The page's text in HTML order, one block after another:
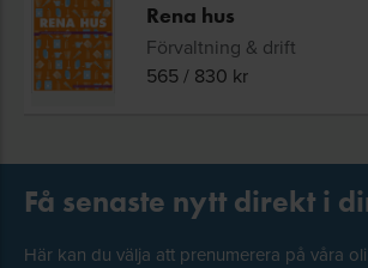
Rena hus
Förvaltning & drift
565/ 830 kr
Få senaste nytt direkt i
Här kan du välja att prenumerera på våra